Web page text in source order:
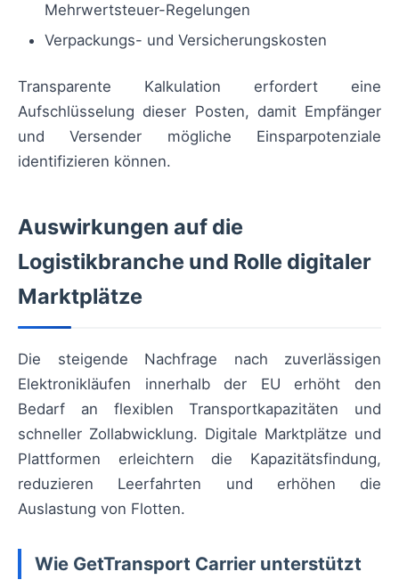
Mehrwertsteuer-Regelungen
Verpackungs- und Versicherungskosten
Transparente Kalkulation erfordert eine
Aufschlüsselung dieser Posten, damit Empfänger
und Versender mögliche Einsparpotenziale
identifizieren können.
Auswirkungen auf die
Logistikbranche und Rolle digitaler
Marktplätze
Die steigende Nachfrage nach zuverlässigen
Elektronikläufen innerhalb der EU erhöht den
Bedarf an flexiblen Transportkapazitäten und
schneller Zollabwicklung. Digitale Marktplätze und
Plattformen erleichtern die Kapazitätsfindung,
reduzieren Leerfahrten und erhöhen die
Auslastung von Flotten.
Wie GetTransport Carrier unterstützt